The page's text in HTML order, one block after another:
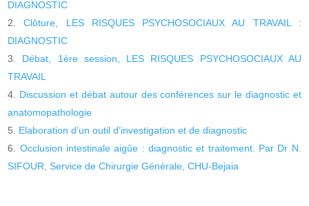
DIAGNOSTIC
Clôture, LES RISQUES PSYCHOSOCIAUX AU TRAVAIL :
DIAGNOSTIC
Débat, 1ère session, LES RISQUES PSYCHOSOCIAUX AU
TRAVAIL
Discussion et débat autour des conférences sur le diagnostic et
anatomopathologie
Elaboration d’un outil d’investigation et de diagnostic
Occlusion intestinale aigûe : diagnostic et traitement. Par Dr N.
SIFOUR, Service de Chirurgie Générale, CHU-Bejaia